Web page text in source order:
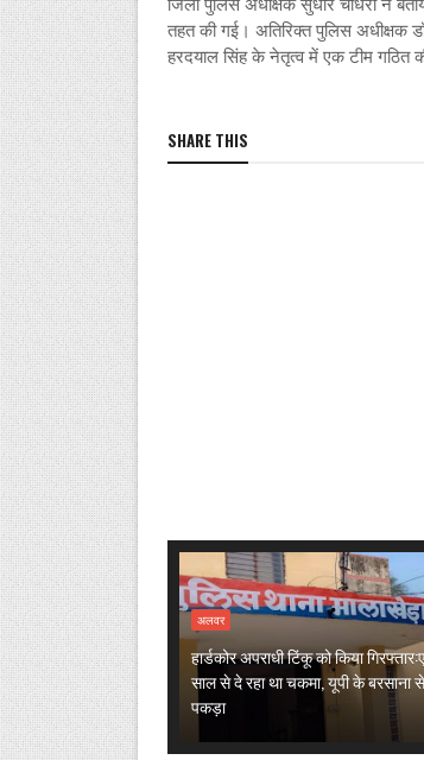
तहत की गई। अतिरिक्त पुलिस अधीक्षक
हरदयाल सिंह के नेतृत्व में एक टीम गठित
SHARE THIS
अलवर
हार्डकोर अपराधी टिंकू को किया
साल से दे रहा था चकमा, यूपी के बरसाना से
पकड़ा